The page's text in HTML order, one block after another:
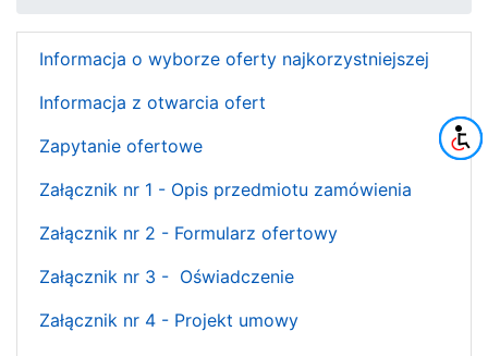
Informacja o wyborze oferty najkorzystniejszej
Informacja z otwarcia ofert
Zapytanie ofertowe
Załącznik nr 1 - Opis przedmiotu zamówienia
Załącznik nr 2 - Formularz ofertowy
Załącznik nr 3 - Oświadczenie
Załącznik nr 4 - Projekt umowy